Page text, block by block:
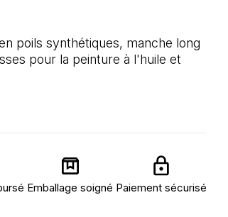
poils synthétiques, manche long
pour la peinture à l'huile et
Emballage soigné Paiement sécurisé